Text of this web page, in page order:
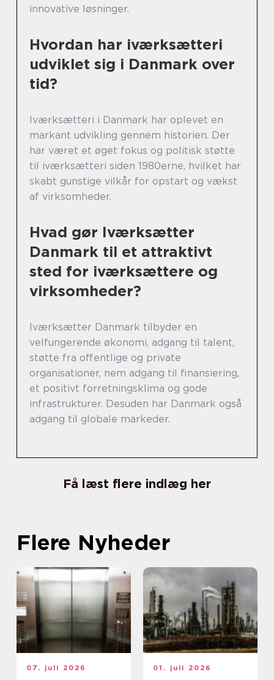
innovative løsninger.
Hvordan har iværksætteri
udviklet sig i Danmark over
tid?
Iværksætteri i Danmark har oplevet en
markant udvikling gennem historien. Der
har været et øget fokus og politisk støtte
til iværksætteri siden 1980erne, hvilket har
skabt gunstige vilkår for opstart og vækst
af virksomheder.
Hvad gør Iværksætter
Danmark til et attraktivt
sted for iværksættere og
virksomheder?
Iværksætter Danmark tilbyder en
velfungerende økonomi, adgang til talent,
støtte fra offentlige og private
organisationer, nem adgang til finansiering,
et positivt forretningsklima og gode
infrastrukturer. Desuden har Danmark også
adgang til globale markeder.
Få læst flere indlæg her
Flere Nyheder
07. juli 2026 01. juli 2026